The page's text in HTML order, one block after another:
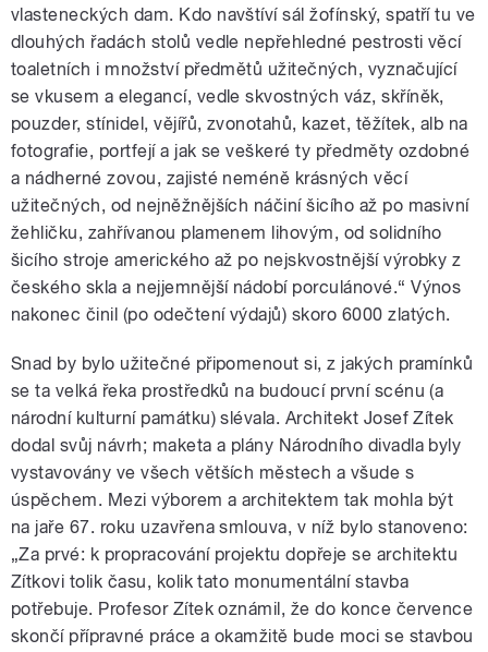
vlasteneckých dam. Kdo navštíví sál žofínský, spatří tu ve
dlouhých řadách stolů vedle nepřehledné pestrosti věcí
toaletních i množství předmětů užitečných, vyznačující
se vkusem a elegancí, vedle skvostných váz, skříněk,
pouzder, stínidel, vějířů, zvonotahů, kazet, těžítek, alb na
fotografie, portfejí a jak se veškeré ty předměty ozdobné
a nádherné zovou, zajisté neméně krásných věcí
užitečných, od nejněžnějších náčiní šicího až po masivní
žehličku, zahřívanou plamenem lihovým, od solidního
šicího stroje amerického až po nejskvostnější výrobky z
českého skla a nejjemnější nádobí porculánové.“ Výnos
nakonec činil (po odečtení výdajů) skoro 6000 zlatých.
Snad by bylo užitečné připomenout si, z jakých pramínků
se ta velká řeka prostředků na budoucí první scénu (a
národní kulturní památku) slévala. Architekt Josef Zítek
dodal svůj návrh; maketa a plány Národního divadla byly
vystavovány ve všech větších městech a všude s
úspěchem. Mezi výborem a architektem tak mohla být
na jaře 67. roku uzavřena smlouva, v níž bylo stanoveno:
„Za prvé: k propracování projektu dopřeje se architektu
Zítkovi tolik času, kolik tato monumentální stavba
potřebuje. Profesor Zítek oznámil, že do konce července
skončí přípravné práce a okamžitě bude moci se stavbou